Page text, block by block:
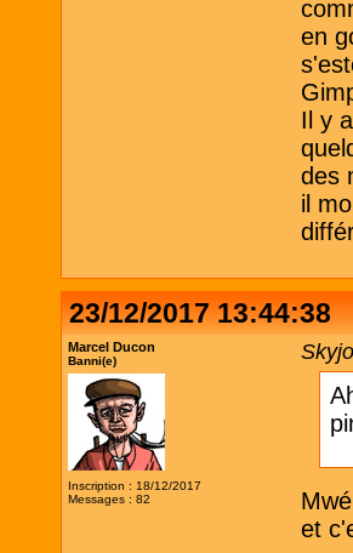
en
Il y
des
il
23/12/2017 13:44:38
Marcel Ducon
Banni(e)
Inscription : 18/12/2017
Messages : 82
et